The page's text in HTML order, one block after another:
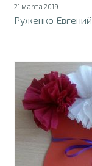
21 марта 2019
Руженко Евгений